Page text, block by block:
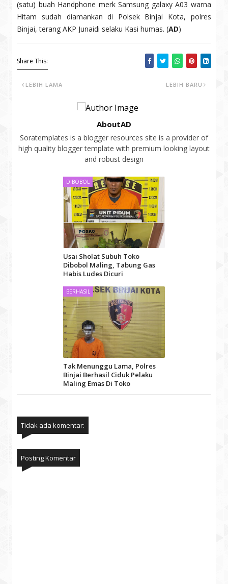
(satu) buah Handphone merk Samsung galaxy A03 warna
Hitam sudah diamankan di Polsek Binjai Kota, polres
Binjai, terang AKP Junaidi selaku Kasi humas. (AD)
Share This:
LEBIH BARU
LEBIH LAMA
AboutAD
Soratemplates is a blogger resources site is a provider of
high quality blogger template with premium looking layout
and robust design
DIBOBOL
Usai Sholat Subuh Toko
Dibobol Maling, Tabung Gas
Habis Ludes Dicuri
BERHASIL
Tak Menunggu Lama, Polres
Binjai Berhasil Ciduk Pelaku
Maling Emas Di Toko
Tidak ada komentar:
Posting Komentar